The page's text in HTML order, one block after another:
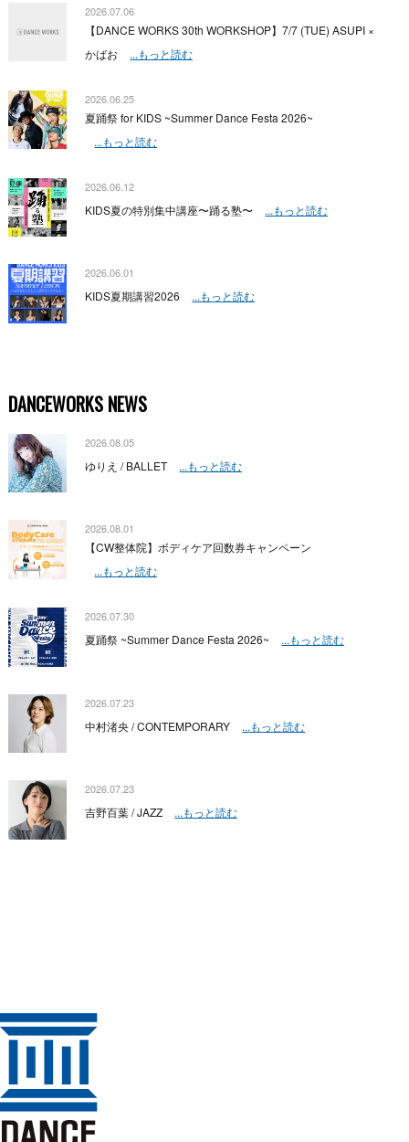
2026.07.06
【DANCE WORKS 30th WORKSHOP】7/7 (TUE) ASUPI ×
かばお
...もっと読む
2026.06.25
夏踊祭 for KIDS ~Summer Dance Festa 2026~
...もっと読む
2026.06.12
KIDS夏の特別集中講座〜踊る塾〜 ...もっと読む
2026.06.01
KIDS夏期講習2026 ...もっと読む
DANCEWORKS NEWS
2026.08.05
ゆりえ / BALLET ...もっと読む
2026.08.01
【CW整体院】ボディケア回数券キャンペーン
...もっと読む
2026.07.30
夏踊祭 ~Summer Dance Festa 2026~ ...もっと読む
2026.07.23
中村渚央 / CONTEMPORARY ...もっと読む
2026.07.23
吉野百葉 / JAZZ ...もっと読む